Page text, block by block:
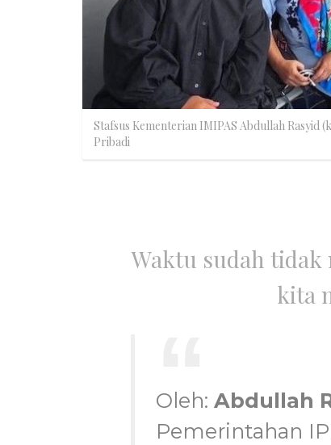
Stafsus Kementerian IMIPAS Abdullah Rasyid
Pribadi
Waktu sudah tidak
kita
Oleh: Abdullah
Pemerintahan